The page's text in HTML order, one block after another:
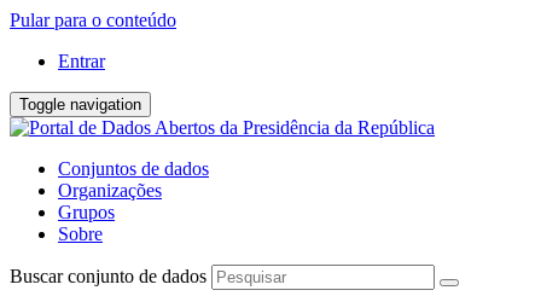
Pular para o conteúdo
Entrar
Toggle navigation
Conjuntos de dados
Organizações
Grupos
Sobre
Buscar conjunto de dados